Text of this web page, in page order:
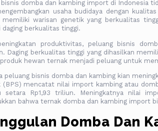
bisnis domba dan kambing import di Indonesia
usaha budidaya dengan
warisan genetik yang berkualitas
daging berkualitas tinggi.
produktivitas, peluang bisnis
Daging berkualitas tinggi yang dihasilkan
hewan ternak menjadi peluang untuk
peluang bisnis domba dan kambing kian
mencatat nilai import kambing atau
setara Rp1,93 triliun. Meningkatnya nilai
bahwa ternak domba dan kambing import
Domba Dan